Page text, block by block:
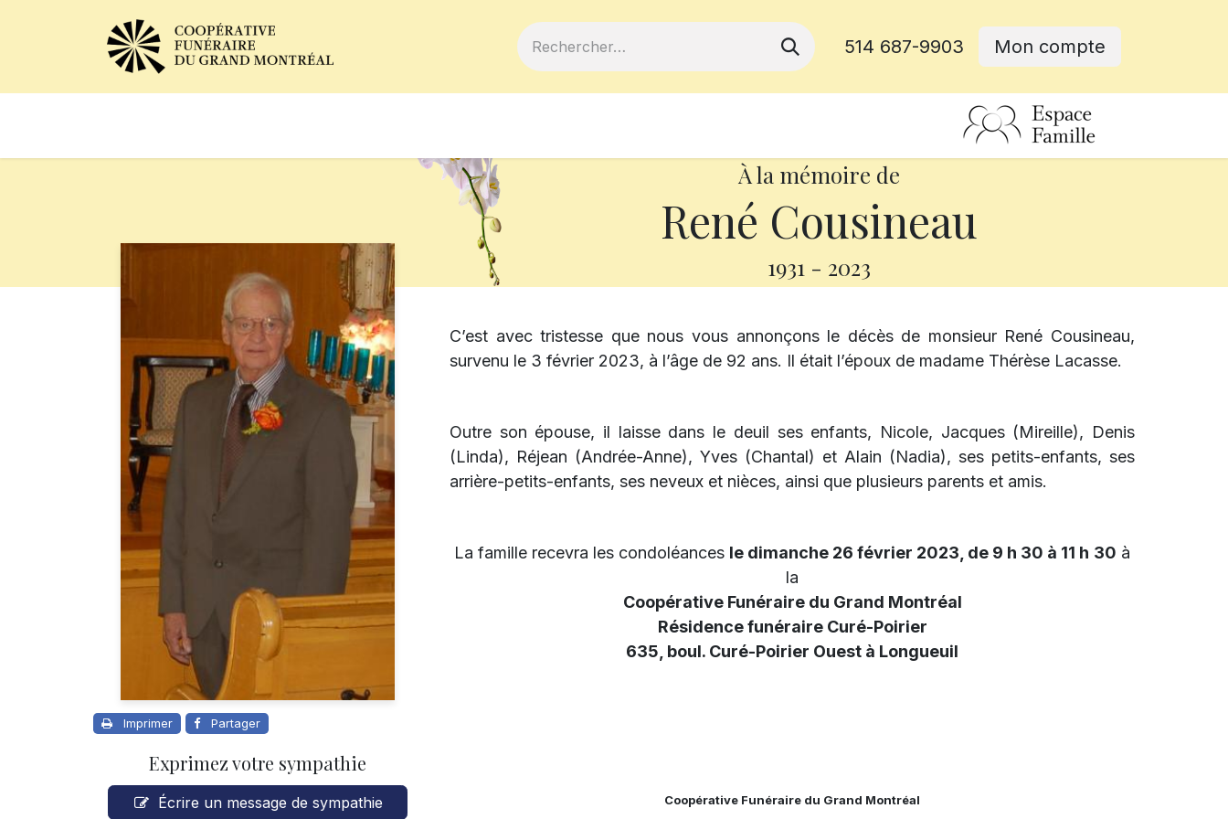
514 687-9903 Mon compte
À la mémoire de
René Cousineau
1931 - 2023
Imprimer Partager
Exprimez votre sympathie
Écrire un message de sympathie
C’est avec tristesse que nous vous annonçons le décès de monsieur René Cousineau,
survenu le 3 février 2023, à l’âge de 92 ans. Il était l’époux de madame Thérèse Lacasse.
Outre son épouse, il laisse dans le deuil ses enfants, Nicole, Jacques (Mireille), Denis
(Linda), Réjean (Andrée-Anne), Yves (Chantal) et Alain (Nadia), ses petits-enfants, ses
arrière-petits-enfants, ses neveux et nièces, ainsi que plusieurs parents et amis.
La famille recevra les condoléances le dimanche 26 février 2023, de 9 h 30 à 11 h 30 à
la
Coopérative Funéraire du Grand Montréal
Résidence funéraire Curé-Poirier
635, boul. Curé-Poirier Ouest à Longueuil
Coopérative Funéraire du Grand Montréal